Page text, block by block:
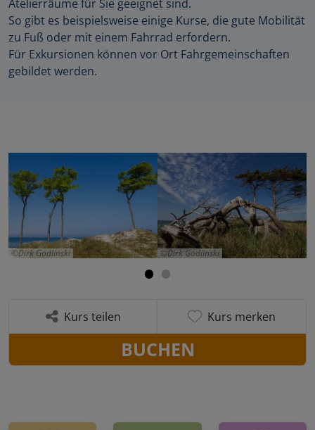
Atelierräume für Sie geeignet sind.
So gibt es beispielsweise einige Kurse, die gute Mobilität
zu Fuß oder mit einem Fahrrad erfordern.
Für Exkursionen können vor Ort Fahrgemeinschaften
gebildet werden.
Dirk Godlinski Dirk Godlinski
Kurs teilen Kurs merken
BUCHEN